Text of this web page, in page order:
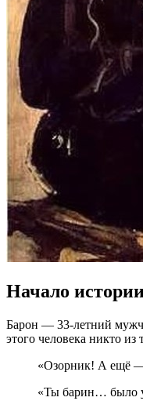
Начало
Барон — 33-летний
этого человека никто из
«Озорник! А ещё
«Ты барин… было